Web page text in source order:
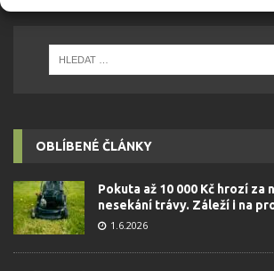
OBLÍBENÉ ČLÁNKY
Pokuta až 10 000 Kč hrozí za
nesekání trávy. Záleží i na
1.6.2026